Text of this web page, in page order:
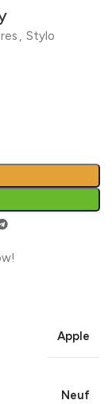
, Stylo
Apple
Neuf